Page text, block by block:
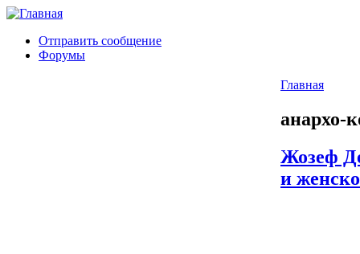
Отправить сообщение
Форумы
Главная
анархо-
Жозеф
и